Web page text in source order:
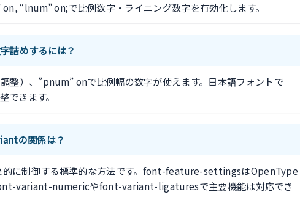
“lnum” on;で比例数字・ライニング数字を有効化します。
詰めするには？
整）、”pnum” onで比例幅の数字が使えます。日本語フォントで
できます。
の関係は？
に制御する標準的な方法です。font-feature-settingsはOpenType
variant-numericやfont-variant-ligaturesで主要機能は対応でき